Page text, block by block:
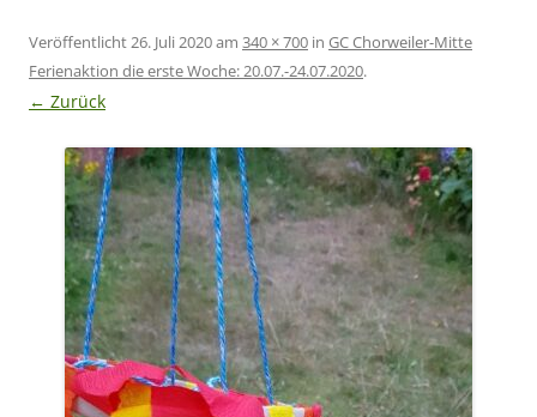
Veröffentlicht26. Juli 2020am 340 × 700 in GC Chorweiler-Mitte
Ferienaktion die erste Woche: 20.07.-24.07.2020.
← Zurück